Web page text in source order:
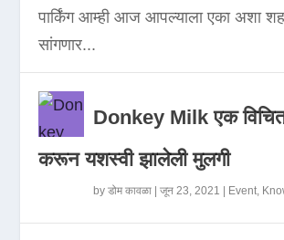
पार्किंग आम्ही आज आपल्याला एका अशा
सांगणार...
Donkey Milk एक
करून यशस्वी झालेली मुलगी
byडोम कावळा |जून 23, 2021 Event,